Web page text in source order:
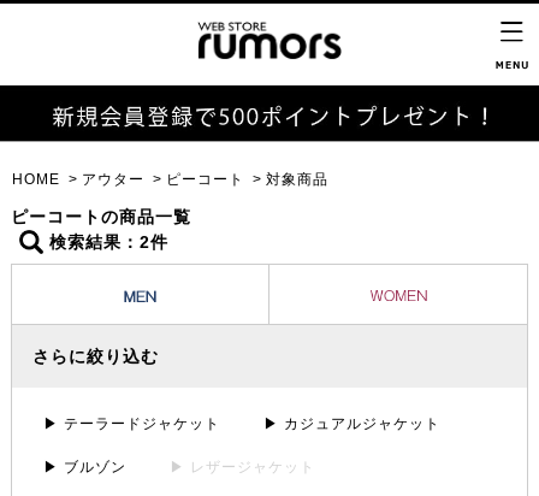
HOME アウター ピーコート 対象商品
ピーコートの商品一覧
検索結果：2件
さらに絞り込む
▶ テーラードジャケット ▶ カジュアルジャケット
▶ ブルゾン ▶ レザージャケット